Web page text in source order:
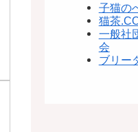
子猫の
猫茶
一般社
会
ブリー